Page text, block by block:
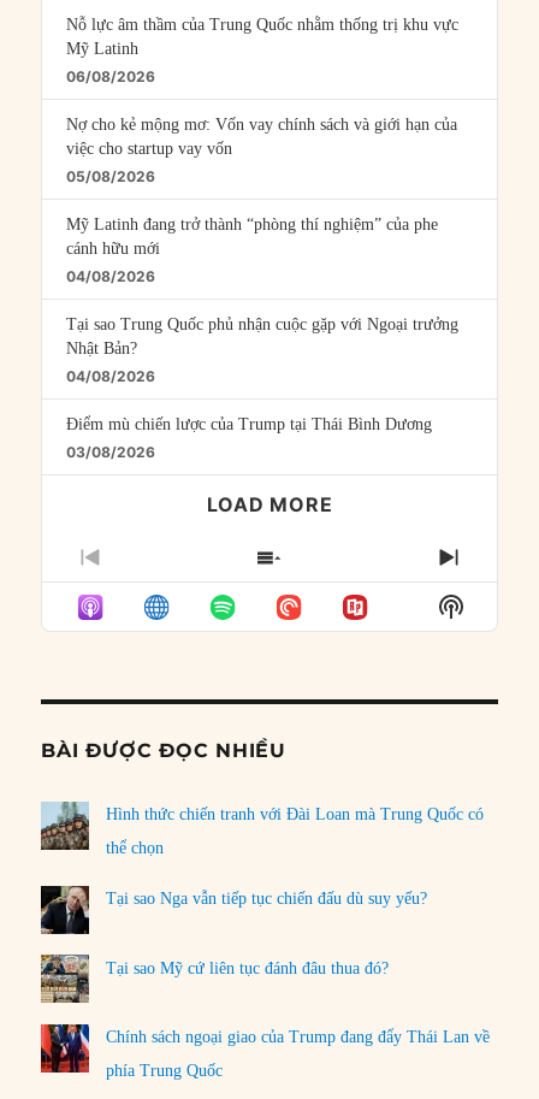
Nỗ lực âm thầm của Trung Quốc nhằm thống trị khu vực
Mỹ Latinh
06/08/2026
Nợ cho kẻ mộng mơ: Vốn vay chính sách và giới hạn của
việc cho startup vay vốn
05/08/2026
Mỹ Latinh đang trở thành “phòng thí nghiệm” của phe
cánh hữu mới
04/08/2026
Tại sao Trung Quốc phủ nhận cuộc gặp với Ngoại trưởng
Nhật Bản?
04/08/2026
Điểm mù chiến lược của Trump tại Thái Bình Dương
03/08/2026
LOAD MORE
PREVIOUS
EPISODE
SHOW
EPISODES
LIST
NEXT
Show
Podcast
BÀI ĐƯỢC ĐỌC NHIỀU
Hình thức chiến tranh với Đài Loan mà Trung Quốc có
thể chọn
Tại sao Nga vẫn tiếp tục chiến đấu dù suy yếu?
Tại sao Mỹ cứ liên tục đánh đâu thua đó?
Chính sách ngoại giao của Trump đang đẩy Thái Lan về
phía Trung Quốc